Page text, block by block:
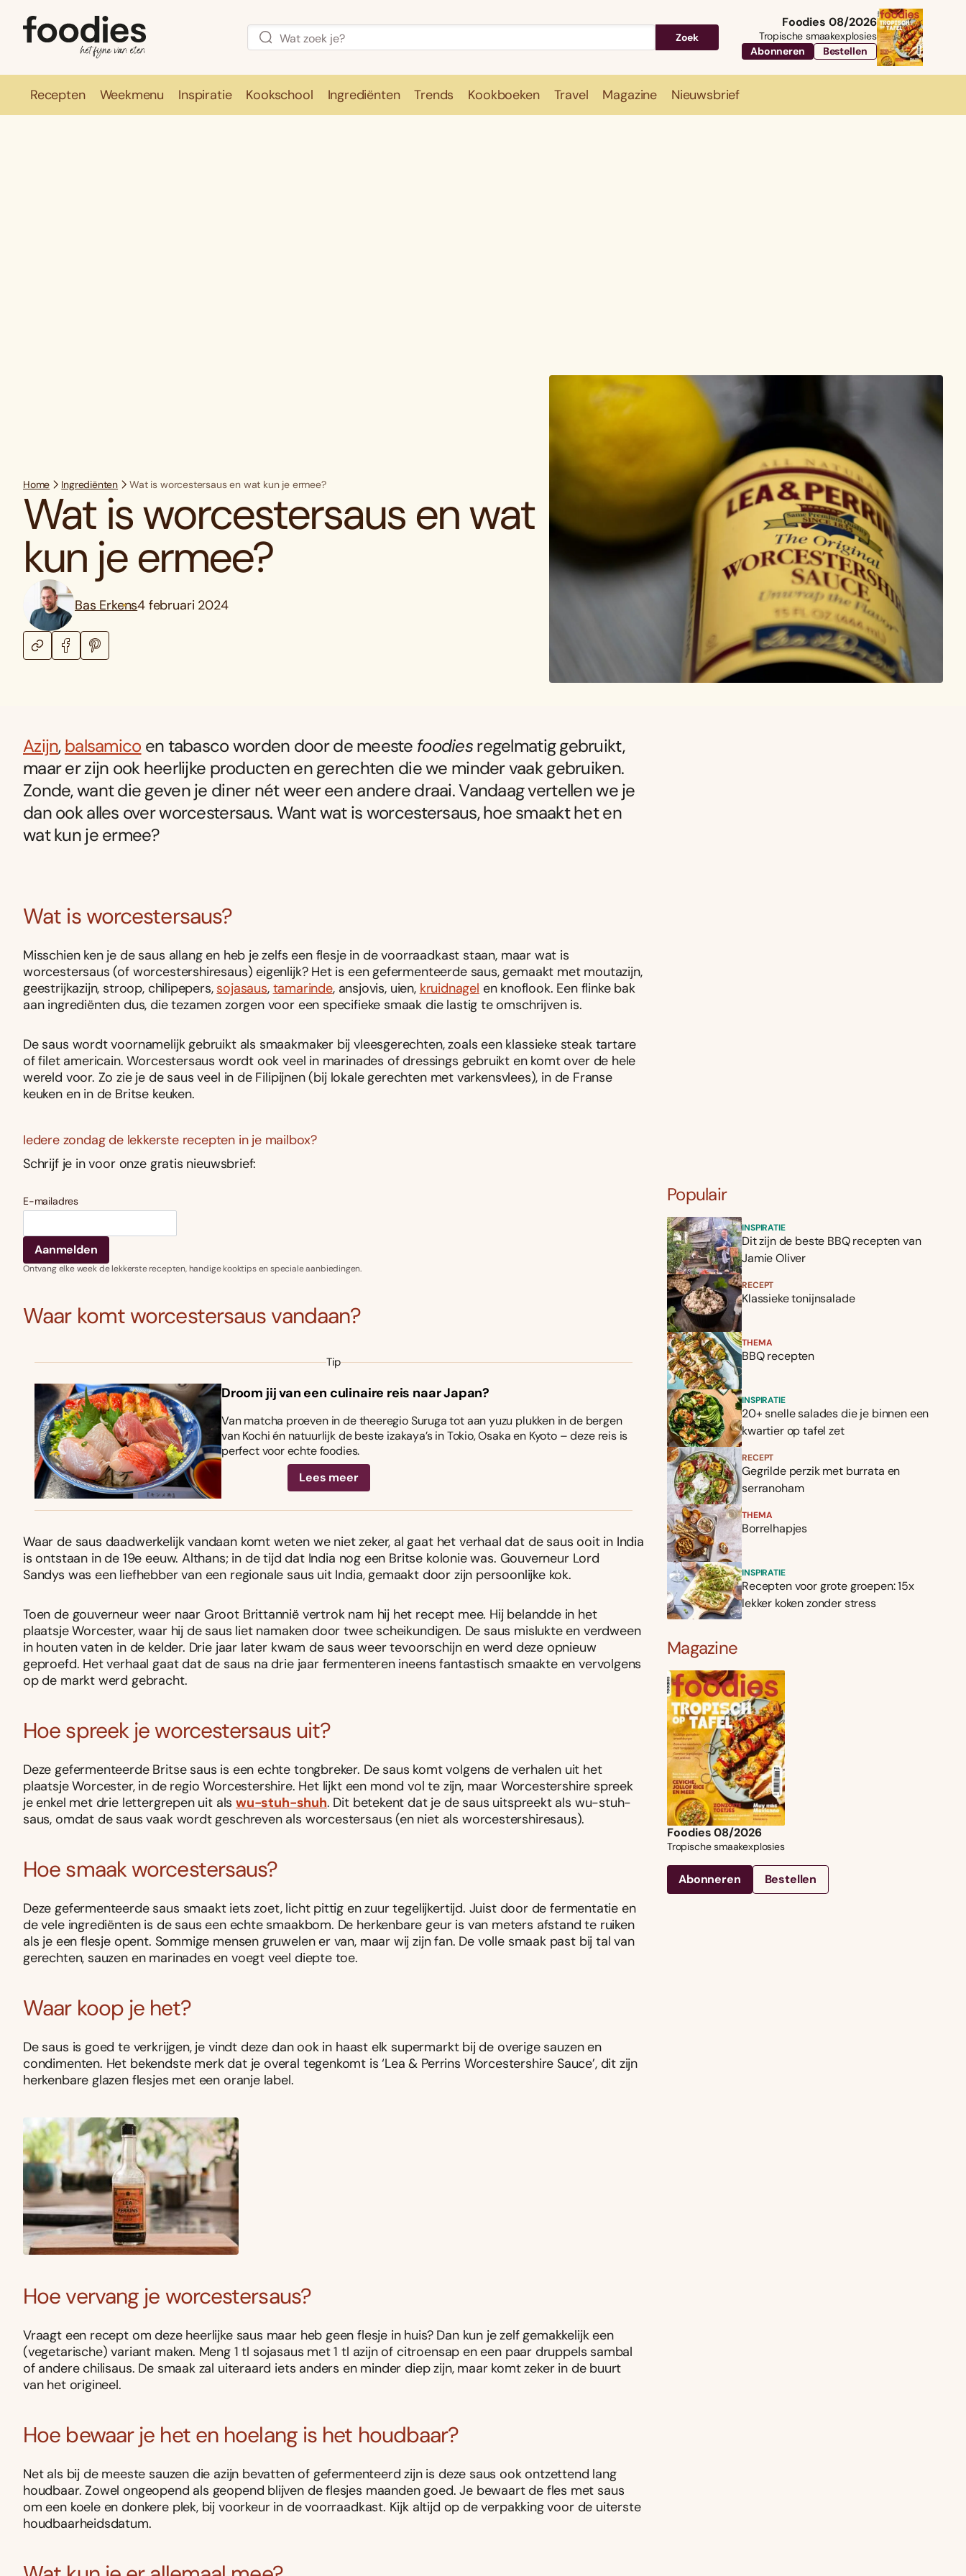
Zoek
Foodies 08/2026
Tropische smaakexplosies
Abonneren
Bestellen
Recepten Weekmenu Inspiratie Kookschool Ingrediënten Trends Kookboeken Travel Magazine Nieuwsbrief
Home Ingrediënten Wat is worcestersaus en wat kun je ermee?
Wat is worcestersaus en wat
kun je ermee?
Bas Erkens4 februari 2024
Azijn,balsamico en tabasco worden door de meeste foodiesregelmatig gebruikt,
maar er zijn ook heerlijke producten en gerechten die we minder vaak gebruiken.
Zonde, want die geven je diner nét weer een andere draai. Vandaag vertellen we je
dan ook alles over worcestersaus. Want wat is worcestersaus, hoe smaakt het en
wat kun je ermee?
Wat is worcestersaus?
Misschien ken je de saus allang en heb je zelfs een flesje in de voorraadkast staan, maar wat is
worcestersaus (of worcestershiresaus) eigenlijk? Het is een gefermenteerde saus, gemaakt met moutazijn,
geestrijkazijn, stroop, chilipepers, sojasaus, tamarinde, ansjovis, uien, kruidnagel en knoflook. Een flinke bak
aan ingrediënten dus, die tezamen zorgen voor een specifieke smaak die lastig te omschrijven is.
De saus wordt voornamelijk gebruikt als smaakmaker bij vleesgerechten, zoals een klassieke steak tartare
of filet americain. Worcestersaus wordt ook veel in marinades of dressings gebruikt en komt over de hele
wereld voor. Zo zie je de saus veel in de Filipijnen (bij lokale gerechten met varkensvlees), in de Franse
keuken en in de Britse keuken.
Iedere zondag de lekkerste recepten in je mailbox?
Schrijf je in voor onze gratis nieuwsbrief:
E-mailadres
Ontvang elke week de lekkerste recepten, handige kooktips en speciale aanbiedingen.
Waar komt worcestersaus vandaan?
Tip
Droom jij van een culinaire reis naar Japan?
Van matcha proeven in de theeregio Suruga tot aan yuzu plukken in de bergen
van Kochi én natuurlijk de beste izakaya’s in Tokio, Osaka en Kyoto – deze reis is
perfect voor echte foodies.
Lees meer
Waar de saus daadwerkelijk vandaan komt weten we niet zeker, al gaat het verhaal dat de saus ooit in India
is ontstaan in de 19e eeuw. Althans; in de tijd dat India nog een Britse kolonie was. Gouverneur Lord
Sandys was een liefhebber van een regionale saus uit India, gemaakt door zijn persoonlijke kok.
Toen de gouverneur weer naar Groot Brittannië vertrok nam hij het recept mee. Hij belandde in het
plaatsje Worcester, waar hij de saus liet namaken door twee scheikundigen. De saus mislukte en verdween
in houten vaten in de kelder. Drie jaar later kwam de saus weer tevoorschijn en werd deze opnieuw
geproefd. Het verhaal gaat dat de saus na drie jaar fermenteren ineens fantastisch smaakte en vervolgens
op de markt werd gebracht.
Hoe spreek je worcestersaus uit?
Deze gefermenteerde Britse saus is een echte tongbreker. De saus komt volgens de verhalen uit het
plaatsje Worcester, in de regio Worcestershire. Het lijkt een mond vol te zijn, maar Worcestershire spreek
je enkel met drie lettergrepen uit als wu-stuh-shuh. Dit betekent dat je de saus uitspreekt als wu-stuh-
saus, omdat de saus vaak wordt geschreven als worcestersaus (en niet als worcestershiresaus).
Hoe smaak worcestersaus?
Deze gefermenteerde saus smaakt iets zoet, licht pittig en zuur tegelijkertijd. Juist door de fermentatie en
de vele ingrediënten is de saus een echte smaakbom. De herkenbare geur is van meters afstand te ruiken
als je een flesje opent. Sommige mensen gruwelen er van, maar wij zijn fan. De volle smaak past bij tal van
gerechten, sauzen en marinades en voegt veel diepte toe.
Waar koop je het?
De saus is goed te verkrijgen, je vindt deze dan ook in haast elk supermarkt bij de overige sauzen en
condimenten. Het bekendste merk dat je overal tegenkomt is ‘Lea & Perrins Worcestershire Sauce’, dit zijn
herkenbare glazen flesjes met een oranje label.
Hoe vervang je worcestersaus?
Vraagt een recept om deze heerlijke saus maar heb geen flesje in huis? Dan kun je zelf gemakkelijk een
(vegetarische) variant maken. Meng 1 tl sojasaus met 1 tl azijn of citroensap en een paar druppels sambal
of andere chilisaus. De smaak zal uiteraard iets anders en minder diep zijn, maar komt zeker in de buurt
van het origineel.
Hoe bewaar je het en hoelang is het houdbaar?
Net als bij de meeste sauzen die azijn bevatten of gefermenteerd zijn is deze saus ook ontzettend lang
houdbaar. Zowel ongeopend als geopend blijven de flesjes maanden goed. Je bewaart de fles met saus
om een koele en donkere plek, bij voorkeur in de voorraadkast. Kijk altijd op de verpakking voor de uiterste
houdbaarheidsdatum.
Populair
INSPIRATIE
Dit zijn de beste BBQ recepten van
Jamie Oliver
RECEPT
Klassieke tonijnsalade
THEMA
BBQ recepten
INSPIRATIE
20+ snelle salades die je binnen een
kwartier op tafel zet
RECEPT
Gegrilde perzik met burrata en
serranoham
THEMA
Borrelhapjes
INSPIRATIE
Recepten voor grote groepen: 15x
lekker koken zonder stress
Magazine
Foodies 08/2026
Tropische smaakexplosies
Abonneren Bestellen